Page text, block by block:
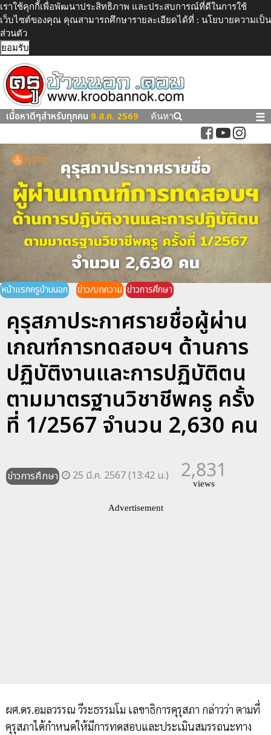
เราใช้คุกกี้เพื่อพัฒนาประสิทธิภาพ และประสบการณ์ที่ดีในการใช้
เว็บไซต์ของคุณ คุณสามารถศึกษารายละเอียดได้ที่ : นโยบายความเป็น
ส่วนตัว
ยอมรับ
เนื้อหาดีๆสำหรับทุกคน 9 ส.ค. 2569 ค้นหา ☰
หน้าแรกครูบ้านนอก ข่าว/บทความ ข่าวการศึกษา
คุรุสภาประกาศรายชื่อผู้ผ่าน
เกณฑ์การทดสอบฯ ด้านการ
ปฏิบัติงานและการปฏิบัติตน
ตามมาตรฐานวิชาชีพครู ครั้ง
ที่ 1/2567 จำนวน 2,630 คน
ข่าวการศึกษา 25 มี.ค. 2567 (13:42 น.) 2,831
views
Advertisement
ผศ.ดร.อมลวรรณ วีระธรรมโม เลขาธิการคุรุสภา กล่าวว่า ตามที่
คุรุสภาได้กำหนดให้มีการทดสอบและประเมินสมรรถนะทาง